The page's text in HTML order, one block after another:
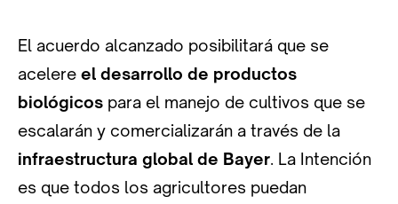
El acuerdo alcanzado posibilitará que se
acelere el desarrollo de productos
biológicos para el manejo de cultivos que se
escalarán y comercializarán a través de la
infraestructura global de Bayer. La Intención
es que todos los agricultores puedan